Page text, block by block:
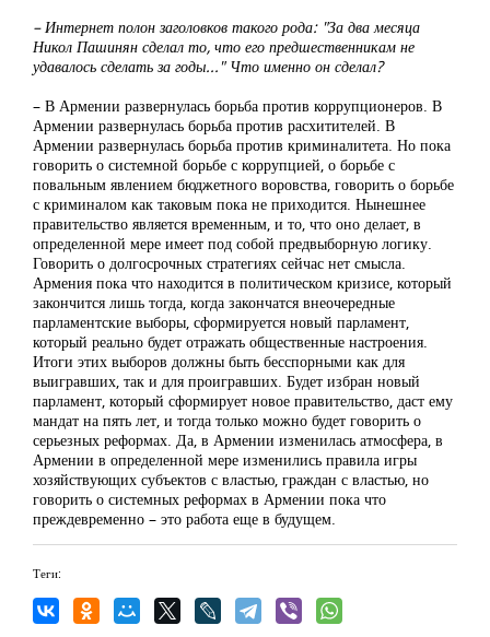
– Интернет полон заголовков такого рода: "За два месяца
Никол Пашинян сделал то, что его предшественникам не
удавалось сделать за годы..." Что именно он сделал?
– В Армении развернулась борьба против коррупционеров. В
Армении развернулась борьба против расхитителей. В
Армении развернулась борьба против криминалитета. Но пока
говорить о системной борьбе с коррупцией, о борьбе с
повальным явлением бюджетного воровства, говорить о борьбе
с криминалом как таковым пока не приходится. Нынешнее
правительство является временным, и то, что оно делает, в
определенной мере имеет под собой предвыборную логику.
Говорить о долгосрочных стратегиях сейчас нет смысла.
Армения пока что находится в политическом кризисе, который
закончится лишь тогда, когда закончатся внеочередные
парламентские выборы, сформируется новый парламент,
который реально будет отражать общественные настроения.
Итоги этих выборов должны быть бесспорными как для
выигравших, так и для проигравших. Будет избран новый
парламент, который сформирует новое правительство, даст ему
мандат на пять лет, и тогда только можно будет говорить о
серьезных реформах. Да, в Армении изменилась атмосфера, в
Армении в определенной мере изменились правила игры
хозяйствующих субъектов с властью, граждан с властью, но
говорить о системных реформах в Армении пока что
преждевременно – это работа еще в будущем.
Теги: